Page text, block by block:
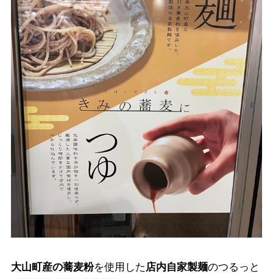
大山町産の蕎麦粉を使用した店内自家製麺のつるっと